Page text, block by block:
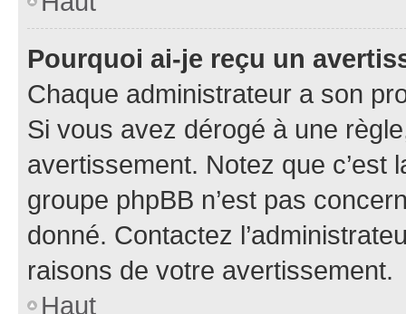
Pourquoi ai-je reçu un
Chaque administrateur a son
Si vous avez dérogé à une
avertissement. Notez que c’est
groupe phpBB n’est pas
donné. Contactez
raisons de votre avertissement.
Haut